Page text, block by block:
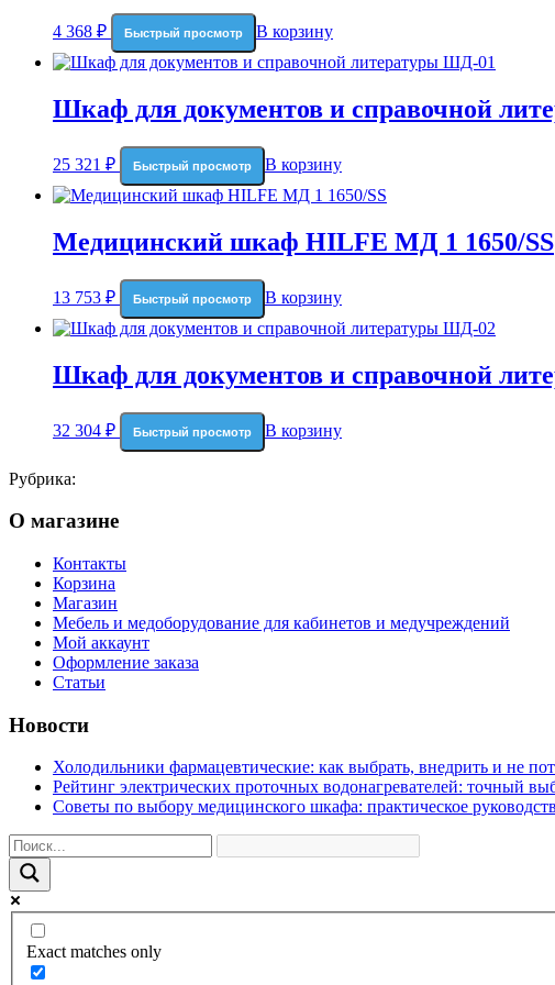
4 368 ₽ Быстрый просмотр В корзину
Шкаф для документов и справочной
25 321 ₽ Быстрый просмотр В корзину
Медицинский шкаф HILFE МД 1 1650/SS
13 753 ₽ Быстрый просмотр В корзину
Шкаф для документов и справочной
32 304 ₽ Быстрый просмотр В корзину
Рубрика:
О магазине
Контакты
Корзина
Магазин
Мебель и медоборудование для кабинетов и медучреждений
Мой аккаунт
Оформление заказа
Статьи
Новости
Холодильники фармацевтические: как выбрать, внедрить и не
Рейтинг электрических проточных водонагревателей: точный
Советы по выбору медицинского шкафа: практическое
Exact matches only